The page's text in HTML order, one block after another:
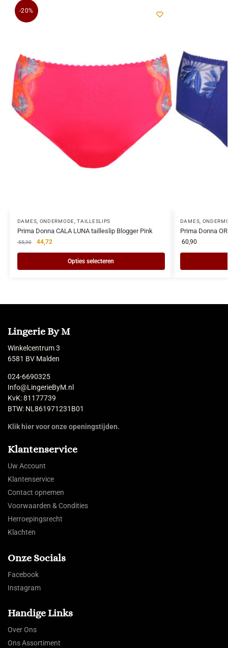
-20%
DAMES, ONDERMODE,TAILLESLIPS
Prima Donna CALA LUNA tailleslip Blogger Pink
55,90 44,72
Opties selecteren
DAMES,
Prima Donna
60,90
Lingerie By M
Winkelcentrum 3
6581 BV Malden
024-6690325
Info@LingerieByM.nl
KvK: 81177739
BTW: NL861971231B01
Klik hier voor onze openingstijden.
Klantenservice
Uw Account
Klantenservice
Contact opnemen
Voorwaarden & Condities
Herroepingsrecht
Klachten
Onze Socials
Facebook
Instagram
Handige Links
Over Ons
Ons Assortiment